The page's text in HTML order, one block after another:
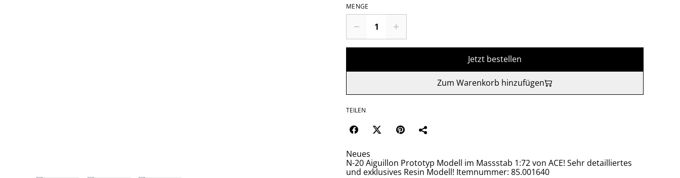
MENGE
Jetzt bestellen
Zum Warenkorb hinzufügen
TEILEN
Neues
N-20 Aiguillon Prototyp Modell im Massstab 1:72 von ACE! Sehr detailliertes
und exklusives Resin Modell! Itemnummer: 85.001640